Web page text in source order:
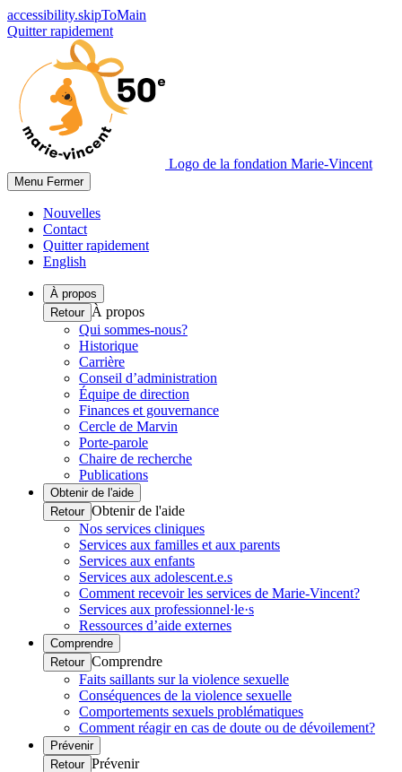
accessibility.skipToMain
Quitter rapidement
Logo de la fondation Marie-Vincent
Menu Fermer
Nouvelles
Contact
Quitter rapidement
English
À propos
Retour À propos
Qui sommes-nous?
Historique
Carrière
Conseil d’administration
Équipe de direction
Finances et gouvernance
Cercle de Marvin
Porte-parole
Chaire de recherche
Publications
Obtenir de l'aide
Retour Obtenir de l'aide
Nos services cliniques
Services aux familles et aux parents
Services aux enfants
Services aux adolescent.e.s
Comment recevoir les services de Marie-Vincent?
Services aux professionnel·le·s
Ressources d’aide externes
Comprendre
Retour Comprendre
Faits saillants sur la violence sexuelle
Conséquences de la violence sexuelle
Comportements sexuels problématiques
Comment réagir en cas de doute ou de dévoilement?
Prévenir
Retour Prévenir